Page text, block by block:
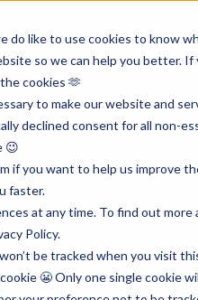
do like to use cookies to know
so we can help you better. If
cookies 🫶
to make our website and
declined consent for all non-
😉
if you want to help us improve
faster.
at any time. To find out more
Policy.
be tracked when you visit
😬 Only one single cookie
NL